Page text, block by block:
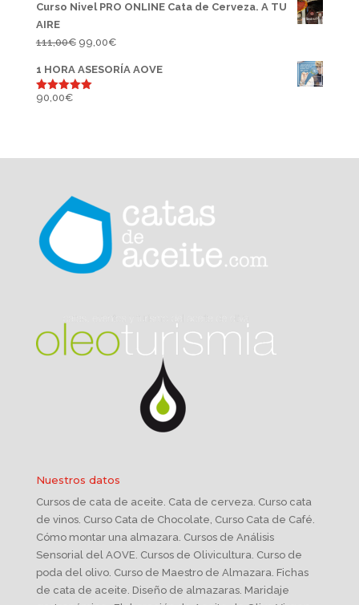
Curso Nivel PRO ONLINE Cata de Cerveza. A TU
AIRE
111,00€ El
original
99,00€El
actual
1 HORA ASESORÍA AOVE
Valorado
90,00€
Nuestros datos
Cursos de cata de aceite. Cata de cerveza. Curso cata
de vinos. Curso Cata de Chocolate, Curso Cata de Café.
Cómo montar una almazara. Cursos de Análisis
Sensorial del AOVE. Cursos de Olivicultura. Curso de
poda del olivo. Curso de Maestro de Almazara. Fichas
de cata de aceite. Diseño de almazaras. Maridaje